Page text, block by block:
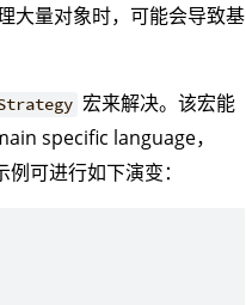
大量对象时，可能会导致基
宏来解决。该宏能
specific language，
可进行如下演变：